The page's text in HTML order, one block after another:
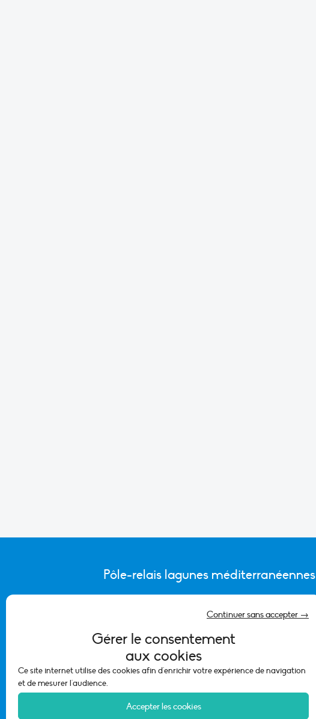
Gérer le consentement
aux cookies
Ce site internet utilise des cookies afin d'enrichir votre expérience de navigation
et de mesurer l'audience.
Accepter les cookies
Continuer sans accepter →
Pôle-relais lagunes méditerranéennes
CONTACTER L’ÉQUIPE DU PÔLE